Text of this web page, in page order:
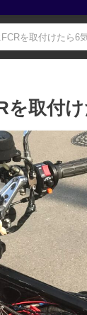
を取付けたら6
を取付